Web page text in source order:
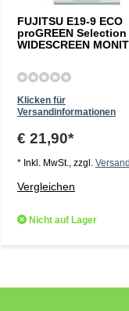
FUJITSU E19-9 ECO
proGREEN Selection
WIDESCREEN
Klicken für
Versandinformationen
€ 21,90*
* Inkl. MwSt., zzgl.
Vergleichen
Nicht auf Lager